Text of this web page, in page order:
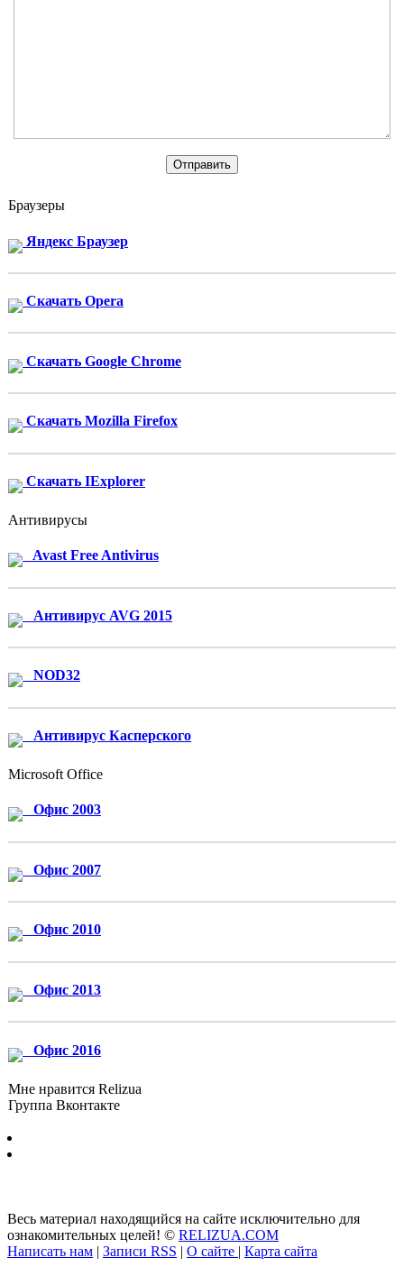
Браузеры
Яндекс Браузер
Скачать Opera
Скачать Google Chrome
Скачать Mozilla Firefox
Скачать IExplorer
Антивирусы
Avast Free Antivirus
Антивирус AVG 2015
NOD32
Антивирус Касперского
Microsoft Office
Офис 2003
Офис 2007
Офис 2010
Офис 2013
Офис 2016
Мне нравится Relizua
Группа Вконтакте
Весь материал находящийся на сайте исключительно для
ознакомительных целей! © RELIZUA.COM
Написать нам | Записи RSS | О сайте | Карта сайта